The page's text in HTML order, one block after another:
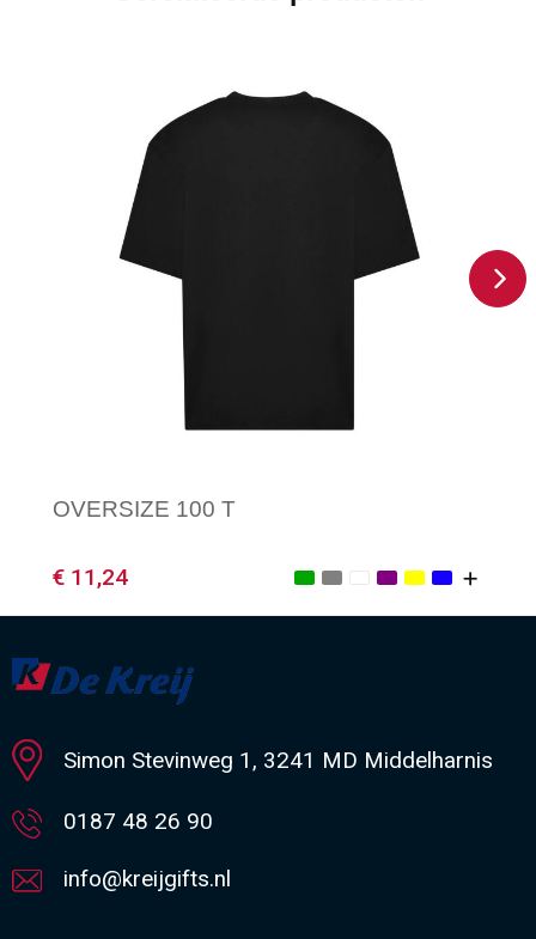
OVERSIZE 100 T
€ 11,24
Minimale afname: 1
Simon Stevinweg 1, 3241 MD Middelharnis
0187 48 26 90
info@kreijgifts.nl